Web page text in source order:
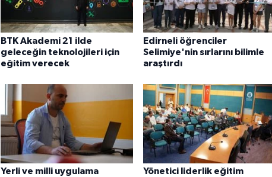
BTK Akademi 21 ilde
geleceğin teknolojileri için
eğitim verecek
Edirneli öğrenciler
Selimiye'nin sırlarını bilimle
araştırdı
Yerli ve milli uygulama
Yönetici liderlik eğitim